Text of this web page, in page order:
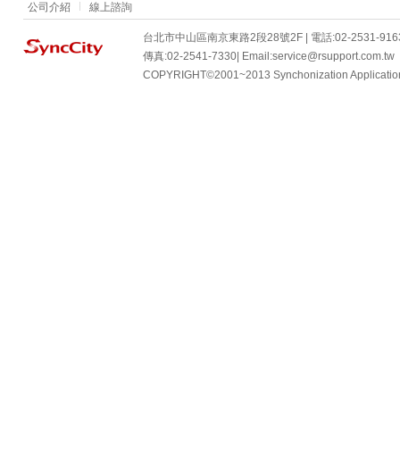
公司介紹 線上諮詢
台北市中山區南京東路2段28號2F | 電話:02-2531-
傳真:02-2541-7330| Email:service@rsupport.com.tw
COPYRIGHT©2001~2013 Synchonization